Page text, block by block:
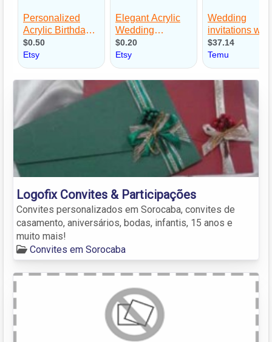
Logofix Convites & Participações
Convites personalizados em Sorocaba, convites de
casamento, aniversários, bodas, infantis, 15 anos e
muito mais!
Convites em Sorocaba